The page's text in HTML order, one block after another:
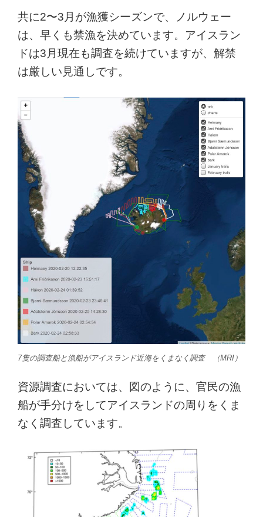
共に2〜3月が漁獲シーズンで、ノルウェー
は、早くも禁漁を決めています。アイスラン
ドは3月現在も調査を続けていますが、解禁
は厳しい見通しです。
7隻の調査船と漁船がアイスランド近海をくまなく調査 （MRI）
資源調査においては、図のように、官民の漁
船が手分けをしてアイスランドの周りをくま
なく調査しています。